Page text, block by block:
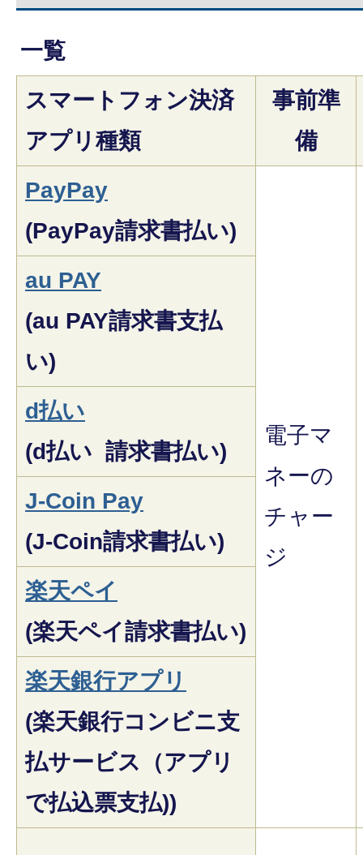
一覧
スマートフォン決済
アプリ種類
事前準
備
PayPay
(PayPay請求書払い)
電子マ
ネーの
チャー
ジ
au PAY
(au PAY請求書支払
い)
d払い
(d払い 請求書払い)
J-Coin Pay
(J-Coin請求書払い)
楽天ペイ
(楽天ペイ請求書払い)
楽天銀行アプリ
(楽天銀行コンビニ支
払サービス（アプリ
で払込票支払))